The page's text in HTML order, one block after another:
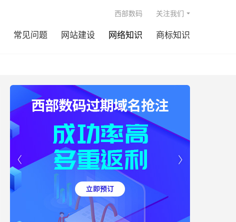
常见问题 网站建设 网络知识 商标知识
西部数码 关注我们

